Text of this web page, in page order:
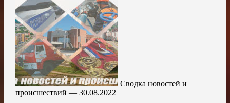
Сводка новостей и
происшествий — 30.08.2022